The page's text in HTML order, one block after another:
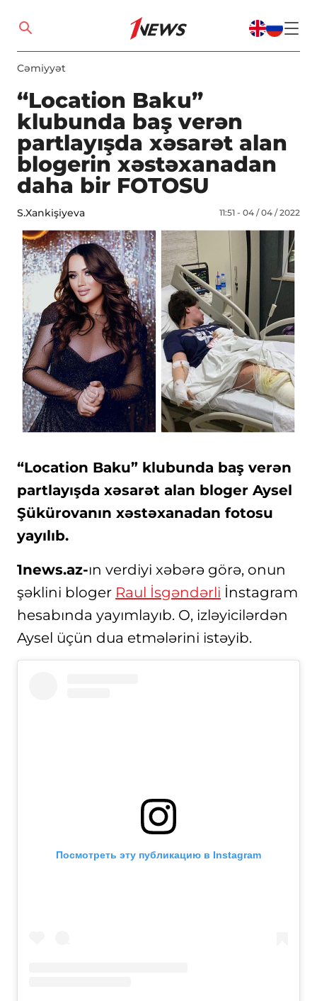
Cəmiyyət
“Location Baku”
klubunda baş verən
partlayışda xəsarət alan
blogerin xəstəxanadan
daha bir FOTOSU
S.Xankişiyeva 11:51 - 04 / 04 / 2022
“Location Baku” klubunda baş verən
partlayışda xəsarət alan bloger Aysel
Şükürovanın xəstəxanadan fotosu
yayılıb.
1news.az-ın verdiyi xəbərə görə, onun
şəklini bloger Raul İsgəndərli İnstagram
hesabında yayımlayıb. O, izləyicilərdən
Aysel üçün dua etmələrini istəyib.
Посмотреть эту публикацию в Instagram